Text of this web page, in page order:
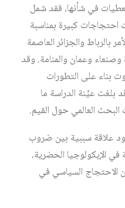
في شأنها، فقد شمل
كبيرة بمناسبة
بالرباط والجزائر العاصمة
وعمان والمنامة. وقد
بناء على التطورات
بلغت عيِّنة الدراسة ما
علاقة سببية بين ضروب
في الإيكولوجيا الحضرية،
الاحتجاج السياسي في